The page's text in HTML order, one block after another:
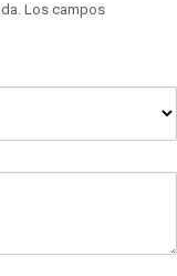
Los campos